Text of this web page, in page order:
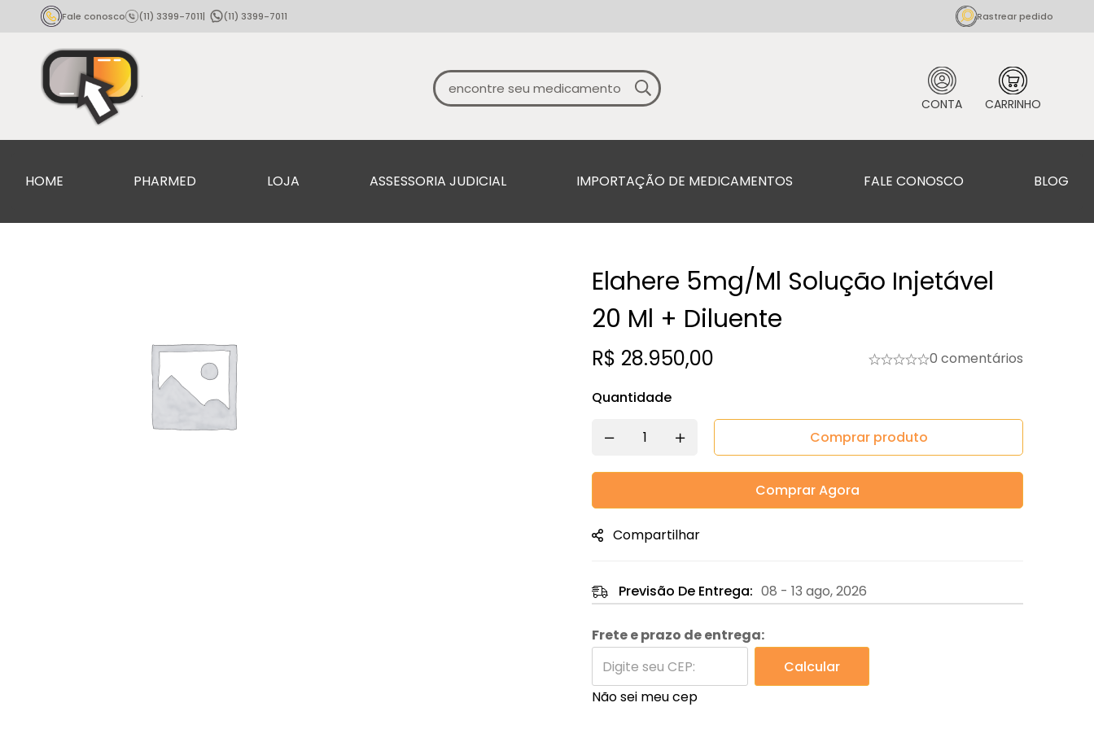
Fale conosco (11) 3399-7011| (11) 3399-7011 Rastrear pedido
HOME PHARMED LOJA ASSESSORIA JUDICIAL IMPORTAÇÃO DE MEDICAMENTOS FALE CONOSCO BLOG
Elahere 5mg/ml Solução Injetável
20 Ml + Diluente
R$ 28.950,00 0 comentários
Quantidade
Comprar produto
Comprar Agora
Compartilhar
Previsão De Entrega: 08 - 13 ago, 2026
Frete e prazo de entrega:
Calcular
Não sei meu cep